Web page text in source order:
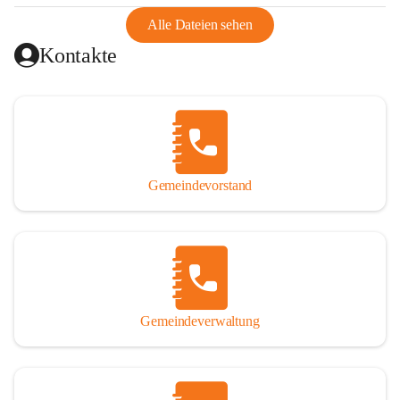
Aus diesem Grund war die Bevölkerung dazu gezwungen,
Schmuggel zu betreiben. Es kam oft zu nächtlichen
Überfällen und Schießereien. Erst mit dem Anschluss des
wirtschaftlich ging es bergauf. Dieser Aufschwung endete
1926. Es folgten Arbeitslosigkeit, Preissteigerung und
Unanbringlichkeit von Produkten. Daher wurde der
Anschluss an das Deutsche Reich begrüßt. Als der Zweite
Weltkrieg ausbrach, schwang die Stimmung um. Es starben
26 Männer an der Front, weitere 16 werden vermisst.
Von 1971 bis 1991 gehörte Wörterberg zur Gemeinde
Ollersdorf. Durch den Einsatz von mehreren Ortsansässigen
wurde Wörterberg 1991 wieder eine eigenständige
Die Gemeinde liegt im Südburgenland im Nordwesten des
Alle Dateien sehen
Kontakte
Gemeindevorstand
Gemeindeverwaltung